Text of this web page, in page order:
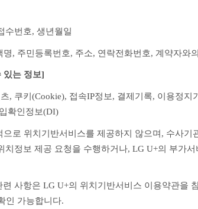
수번호, 생년월일
, 주민등록번호, 주소, 연락전화번호, 계약자와
있는 정보]
, 쿠키(Cookie), 접속IP정보, 결제기록, 이용정지
확인정보(DI)
로 위치기반서비스를 제공하지 않으며, 수사
정보 제공 요청을 수행하거나, LG U+의 부가
사항은 LG U+의 위치기반서비스 이용약관을
인 가능합니다.